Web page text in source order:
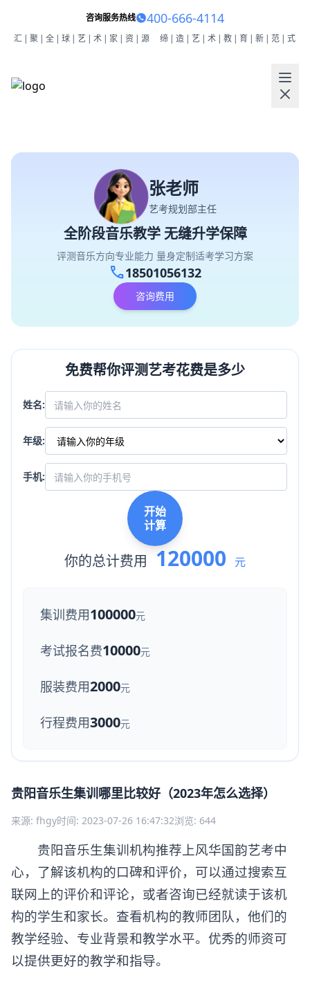
咨询服务热线 400-666-4114
汇|聚|全|球|艺|术|家|资|源 缔|造|艺|术|教|育|新|范|式
张老师
艺考规划部主任
全阶段音乐教学 无缝升学保障
评测音乐方向专业能力 量身定制适考学习方案
call18501056132
咨询费用
免费帮你评测艺考花费是多少
姓名:
年级:
手机:
开始
计算
你的总计费用 120000 元
集训费用100000元
考试报名费10000元
服装费用2000元
行程费用3000元
贵阳音乐生集训哪里比较好（2023年怎么选择）
来源: fhgy时间: 2023-07-26 16:47:32浏览: 644
贵阳音乐生集训机构推荐上风华国韵艺考中
心，了解该机构的口碑和评价，可以通过搜索互
联网上的评价和评论，或者咨询已经就读于该机
构的学生和家长。查看机构的教师团队，他们的
教学经验、专业背景和教学水平。优秀的师资可
以提供更好的教学和指导。